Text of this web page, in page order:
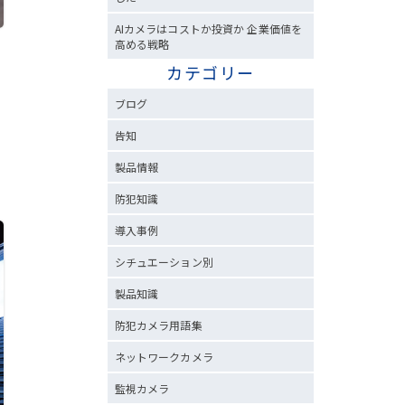
AIカメラはコストか投資か 企業価値を
高める戦略
カテゴリー
ブログ
告知
製品情報
防犯知識
導入事例
シチュエーション別
製品知識
防犯カメラ用語集
ネットワークカメラ
監視カメラ